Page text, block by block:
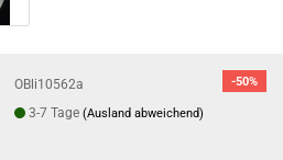
-50%
OBli10562a
3-7 Tage(Ausland abweichend)